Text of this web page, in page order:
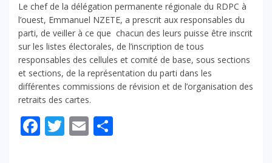
Le chef de la délégation permanente régionale du RDPC à
l’ouest, Emmanuel NZETE, a prescrit aux responsables du
parti, de veiller à ce que chacun des leurs puisse être inscrit
sur les listes électorales, de l’inscription de tous
responsables des cellules et comité de base, sous sections
et sections, de la représentation du parti dans les
différentes commissions de révision et de l’organisation des
retraits des cartes.
Facebook
Twitter
Email